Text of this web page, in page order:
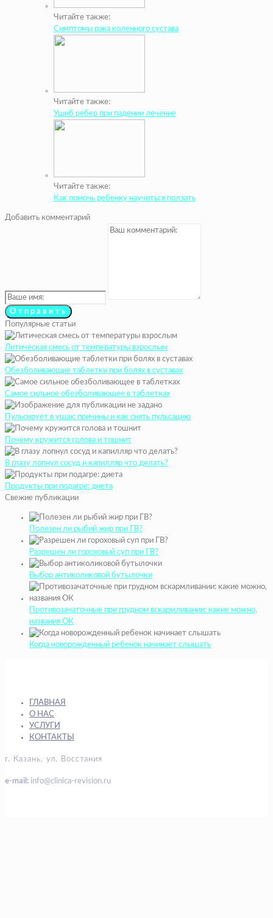
Читайте также:
Симптомы рака коленного сустава
Читайте также:
Ушиб ребер при падении лечение
Читайте также:
Как помочь ребенку научиться ползать
Добавить комментарий
Популярные статьи
Литическая смесь от температуры взрослым
Обезболивающие таблетки при болях в суставах
Самое сильное обезболивающее в таблетках
Пульсирует в ушах: причины и как снять пульсацию
Почему кружится голова и тошнит
В глазу лопнул сосуд и капилляр что делать?
Продукты при подагре: диета
Свежие публикации
Полезен ли рыбий жир при ГВ?
Разрешен ли гороховый суп при ГВ?
Выбор антиколиковой бутылочки
Противозачаточные при грудном вскармливании: какие можно,
названия ОК
Когда новорожденный ребенок начинает слышать
ГЛАВНАЯ
О НАС
УСЛУГИ
КОНТАКТЫ
г. Казань, ул. Восстания
e-mail: info@clinica-revision.ru